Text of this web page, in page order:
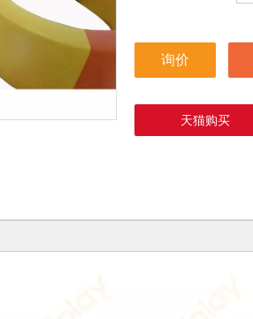
询价
天猫购买